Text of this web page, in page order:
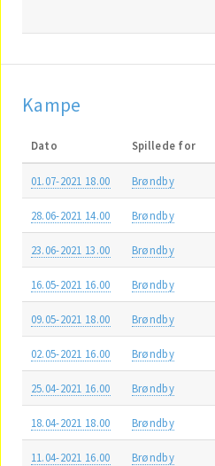
Kampe
Dato Spillede for
01.07-2021 18.00 Brøndby
28.06-2021 14.00 Brøndby
23.06-2021 13.00 Brøndby
16.05-2021 16.00 Brøndby
09.05-2021 18.00 Brøndby
02.05-2021 16.00 Brøndby
25.04-2021 16.00 Brøndby
18.04-2021 18.00 Brøndby
11.04-2021 16.00 Brøndby